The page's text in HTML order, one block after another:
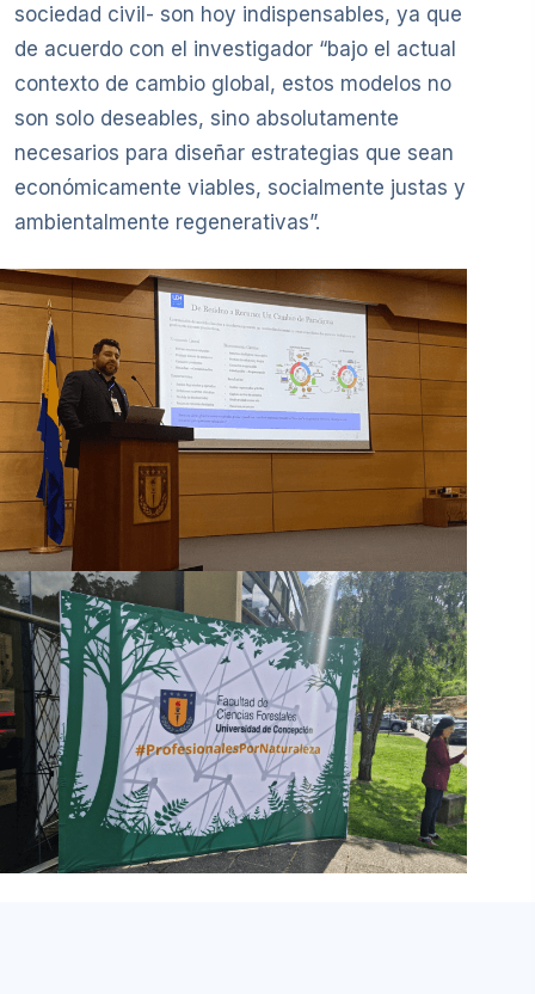
sociedad civil- son hoy indispensables, ya que
de acuerdo con el investigador “bajo el actual
contexto de cambio global, estos modelos no
son solo deseables, sino absolutamente
necesarios para diseñar estrategias que sean
económicamente viables, socialmente justas y
ambientalmente regenerativas”.